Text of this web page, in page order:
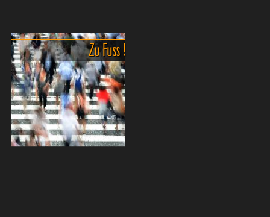
Kombitickets.Du willst auf
Thailands Inseln – aber
stehst schon beim Wort
Fährplan kurz davor, deinen
Urlaub zu stornieren? 😄...
Zu Fuss !